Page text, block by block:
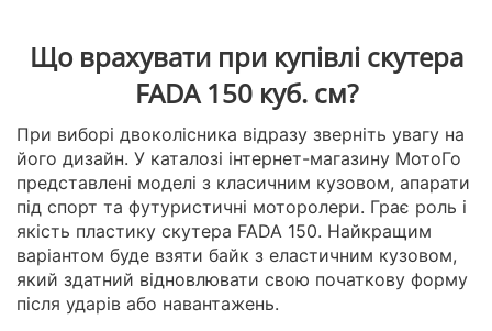
Що врахувати при купівлі скутера
FADA 150 куб. см?
При виборі двоколісника відразу зверніть увагу на
його дизайн. У каталозі інтернет-магазину МотоГо
представлені моделі з класичним кузовом, апарати
під спорт та футуристичні моторолери. Грає роль і
якість пластику скутера FADA 150. Найкращим
варіантом буде взяти байк з еластичним кузовом,
який здатний відновлювати свою початкову форму
після ударів або навантажень.